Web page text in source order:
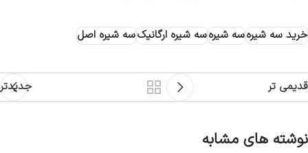
خرید سه شیرهسه شیرهسه شیره ارگانیکسه شیره اصل
جدیدتر قدیمی تر
نوشته های مشابه